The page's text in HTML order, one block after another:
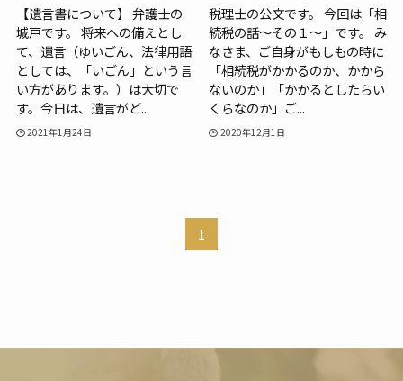
【遺言書について】 弁護士の
城戸です。 将来への備えとし
て、遺言（ゆいごん、法律用語
としては、「いごん」という言
い方があります。）は大切で
す。今日は、遺言がど...
2021年1月24日
税理士の公文です。 今回は「相
続税の話～その１～」です。 み
なさま、ご自身がもしもの時に
「相続税がかかるのか、かから
ないのか」「かかるとしたらい
くらなのか」ご...
2020年12月1日
1